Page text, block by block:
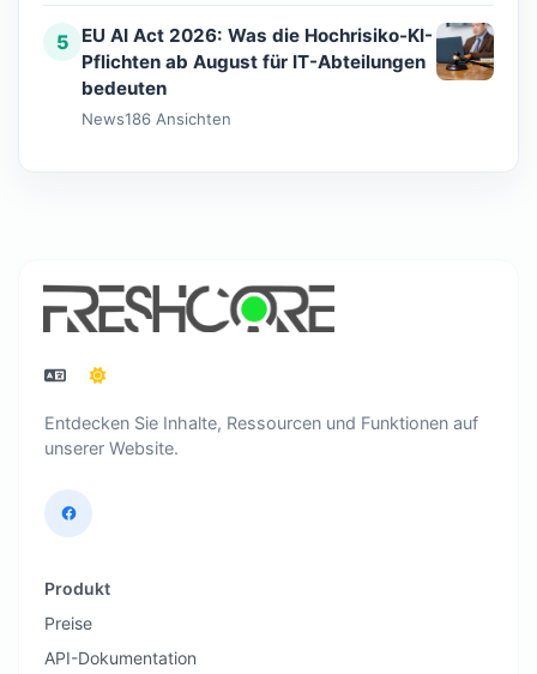
5
EU AI Act 2026: Was die Hochrisiko-KI-
Pflichten ab August für IT-Abteilungen
bedeuten
News186 Ansichten
Entdecken Sie Inhalte, Ressourcen und Funktionen auf
unserer Website.
Produkt
Preise
API-Dokumentation